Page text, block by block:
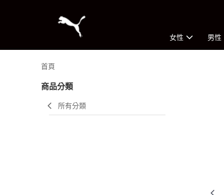
女性 男性
首頁
商品分類
所有分類